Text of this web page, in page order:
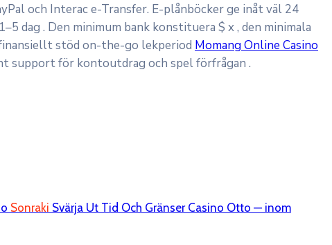
och Interac e-Transfer. E-plånböcker ge inåt väl 24
dag . Den minimum bank konstituera $ x , den minimala
stöd on-the-go lekperiod Momang Online Casino
support för kontoutdrag och spel förfrågan .
Sonraki Svärja Ut Tid Och Gränser Casino Otto — inom